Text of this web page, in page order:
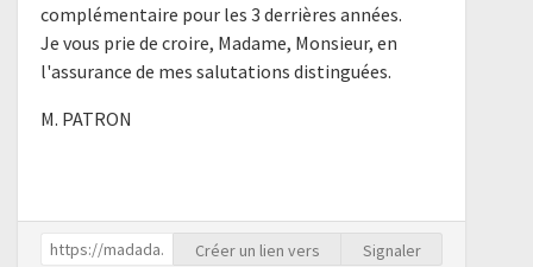
complémentaire pour les 3 derrières années.
Je vous prie de croire, Madame, Monsieur, en
l'assurance de mes salutations distinguées.
M. PATRON
Créer un lien vers Signaler